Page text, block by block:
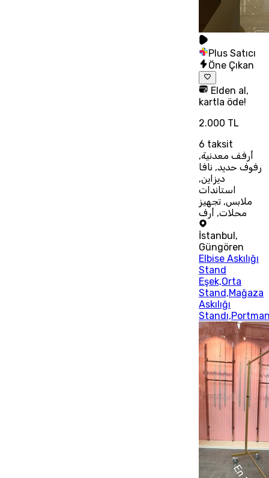
Plus Satıcı
Öne Çıkan
Elden al,
kartla öde!
2.000 TL
6 taksit
أرفف معدنية,
رفوف حديد, نافا
ديزاين,
استاندات
ملابس, تجهيز
محلات, أرف
İstanbul,
Güngören
Elbise Askılığı
Stand
Eşek,Orta
Stand,Mağaza
Askılığı